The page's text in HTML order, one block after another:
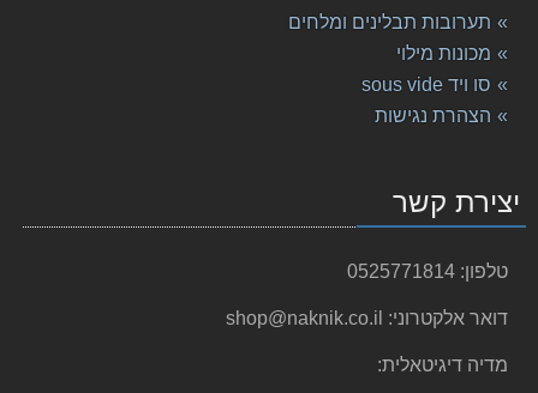
תערובות תבלינים ומלחים
מכונות מילוי
סו ויד sous vide
הצהרת נגישות
יצירת קשר
טלפון: 0525771814
דואר אלקטרוני: shop@naknik.co.il
מדיה דיגיטאלית: